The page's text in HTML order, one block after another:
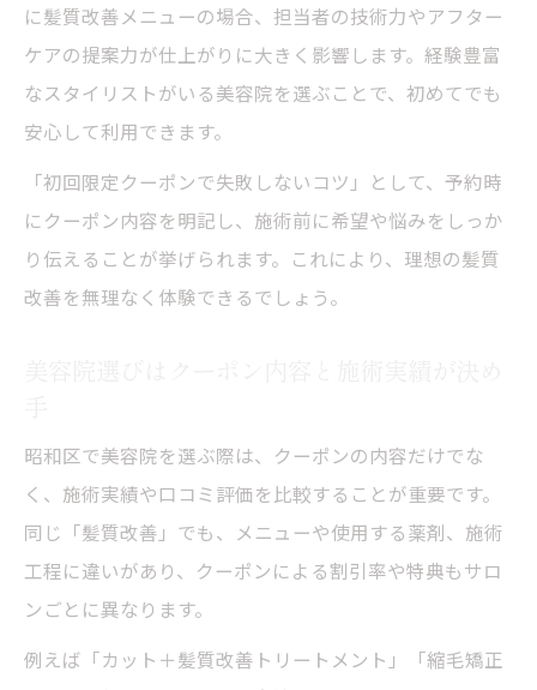
せる方法
話題の美容院クーポンで髪の変化を楽しむ
コツ
美容院クーポン活用でリピーター満足度を
高める秘訣
口コミで話題！納得の美容院選びとクーポン活
用術
口コミ評価が高い美容院クーポンの選び方
口コミを参考に美容院クーポンで理想の髪
質へ
に髪質改善メニューの場合、担当者の技術力やアフター
ケアの提案力が仕上がりに大きく影響します。経験豊富
なスタイリストがいる美容院を選ぶことで、初めてでも
安心して利用できます。
「初回限定クーポンで失敗しないコツ」として、予約時
にクーポン内容を明記し、施術前に希望や悩みをしっか
り伝えることが挙げられます。これにより、理想の髪質
改善を無理なく体験できるでしょう。
昭和区で美容院を選ぶ際は、クーポンの内容だけでな
く、施術実績や口コミ評価を比較することが重要です。
同じ「髪質改善」でも、メニューや使用する薬剤、施術
工程に違いがあり、クーポンによる割引率や特典もサロ
ンごとに異なります。
例えば「カット＋髪質改善トリートメント」「縮毛矯正